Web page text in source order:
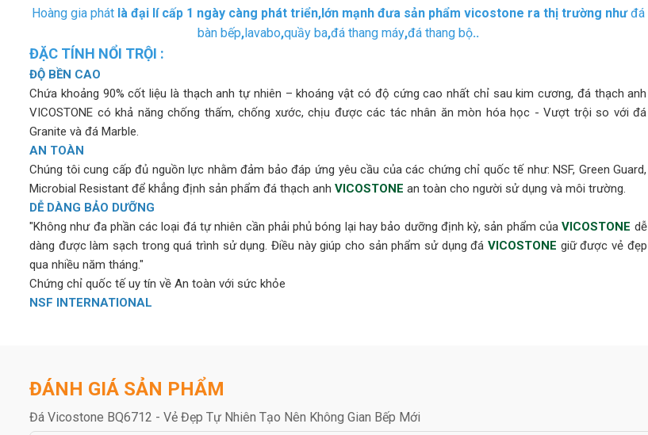
Hoàng gia phátlà đại lí cấp 1 ngày càng phát triển,lớn mạnh đưa sản phẩm vicostone ra thị trường nhưđá
bàn bếp,lavabo,quầy ba,đá thang máy,đá thang bộ..
ĐẶC TÍNH NỔI TRỘI :
ĐỘ BỀN CAO
Chứa khoảng 90% cốt liệu là thạch anh tự nhiên – khoáng vật có độ cứng cao nhất chỉ sau kim cương, đá thạch anh
VICOSTONE có khả năng chống thấm, chống xước, chịu được các tác nhân ăn mòn hóa học - Vượt trội so với đá
Granite và đá Marble.
AN TOÀN
Chúng tôi cung cấp đủ nguồn lực nhằm đảm bảo đáp ứng yêu cầu của các chứng chỉ quốc tế như: NSF, Green Guard,
Microbial Resistant để khẳng định sản phẩm đá thạch anh VICOSTONE an toàn cho người sử dụng và môi trường.
DỄ DÀNG BẢO DƯỠNG
"Không như đa phần các loại đá tự nhiên cần phải phủ bóng lại hay bảo dưỡng định kỳ, sản phẩm củaVICOSTONE dễ
dàng được làm sạch trong quá trình sử dụng. Điều này giúp cho sản phẩm sử dụng đá VICOSTONE giữ được vẻ đẹp
qua nhiều năm tháng."
Chứng chỉ quốc tế uy tín về An toàn với sức khỏe
NSF INTERNATIONAL
GREENGUARD & GREENGUARD GOLD
Tất cả các sản phẩm của VICOSTONE
rằng Đá Vicostone đáp ứng yêu cầu khắt khe nhất của tiêu chuẩn khí thải trong nhà. Tiêu chuẩn GREENGUARD Gold
ĐÁNH GIÁ SẢN PHẨM
Đá Vicostone BQ6712 - Vẻ Đẹp Tự Nhiên Tạo Nên Không Gian Bếp Mới